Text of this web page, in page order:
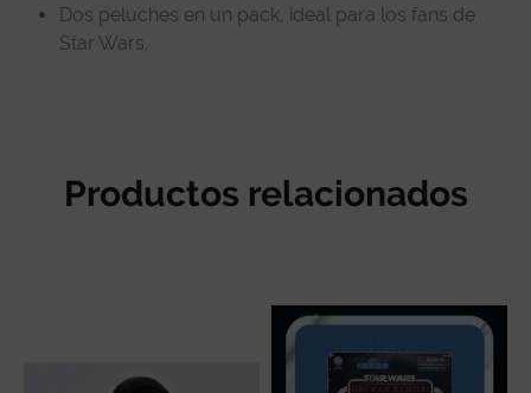
Dos peluches en un pack, ideal para los fans de
Star Wars.
Productos relacionados